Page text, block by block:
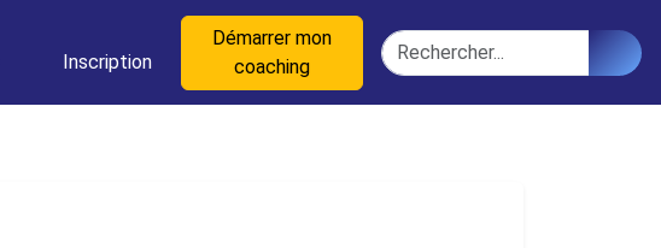
Inscription
Démarrer mon
coaching
Rechercher